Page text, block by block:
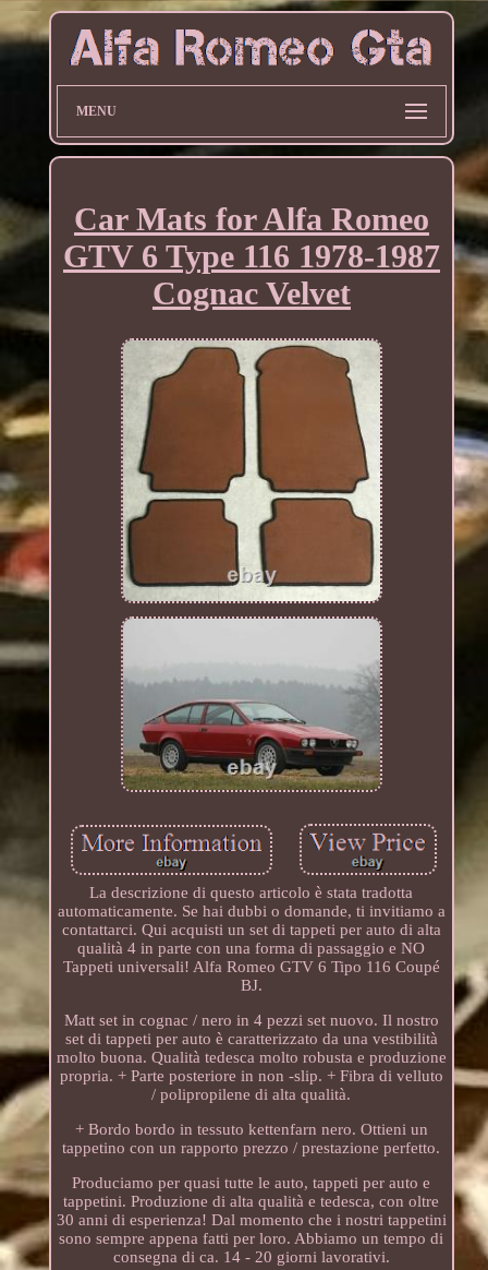
MENU
Car Mats for Alfa Romeo
GTV 6 Type 116 1978-1987
Cognac Velvet
La descrizione di questo articolo è stata tradotta
automaticamente. Se hai dubbi o domande, ti invitiamo a
contattarci. Qui acquisti un set di tappeti per auto di alta
qualità 4 in parte con una forma di passaggio e NO
Tappeti universali! Alfa Romeo GTV 6 Tipo 116 Coupé
BJ.
Matt set in cognac / nero in 4 pezzi set nuovo. Il nostro
set di tappeti per auto è caratterizzato da una vestibilità
molto buona. Qualità tedesca molto robusta e produzione
propria. + Parte posteriore in non -slip. + Fibra di velluto
/ polipropilene di alta qualità.
+ Bordo bordo in tessuto kettenfarn nero. Ottieni un
tappetino con un rapporto prezzo / prestazione perfetto.
Produciamo per quasi tutte le auto, tappeti per auto e
tappetini. Produzione di alta qualità e tedesca, con oltre
30 anni di esperienza! Dal momento che i nostri tappetini
sono sempre appena fatti per loro. Abbiamo un tempo di
consegna di ca. 14 - 20 giorni lavorativi.